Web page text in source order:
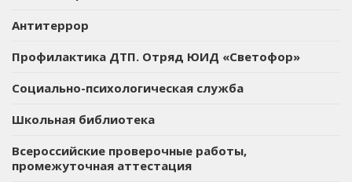
Антитеррор
Профилактика ДТП. Отряд ЮИД «Светофор»
Социально-психологическая служба
Школьная библиотека
Всероссийские проверочные работы,
промежуточная аттестация